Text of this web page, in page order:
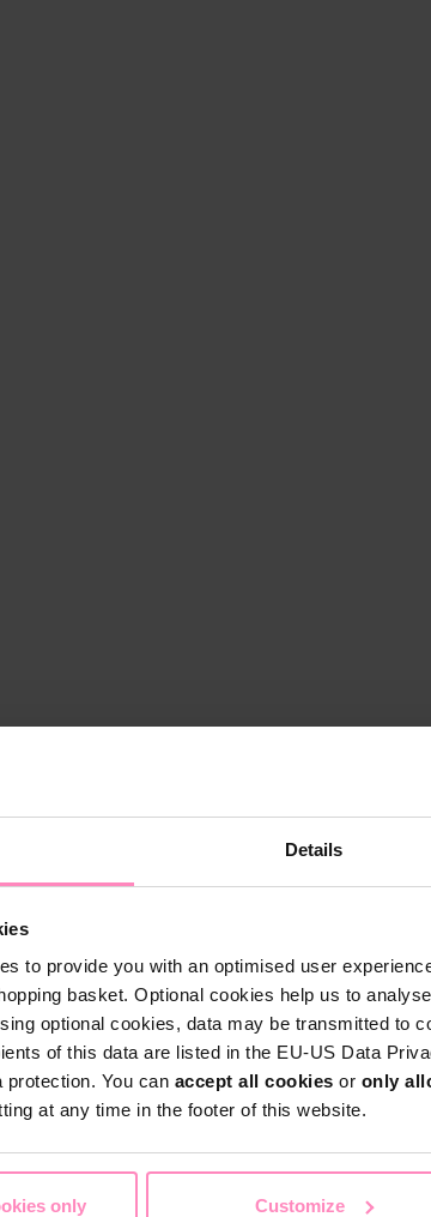
Details
to provide you with an optimised user
basket. Optional cookies help us to
optional cookies, data may be transmitted to
of this data are listed in the EU-US Data
protection. You can accept all cookies or only
at any time in the footer of this website.
only Customize